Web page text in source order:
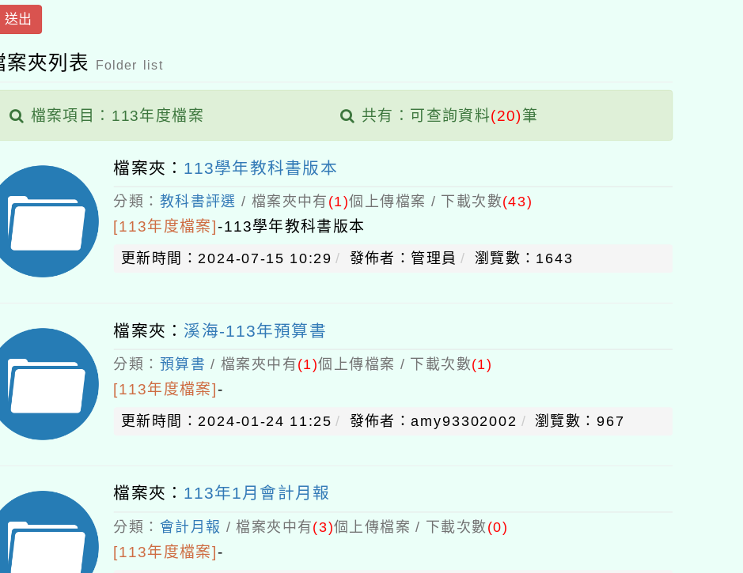
送出
案夾列表 Folder list
檔案項目：113年度檔案 共有：可查詢資料(20)筆
檔案夾： 113學年教科書版本
分類： 教科書評選 / 檔案夾中有 (1)個上傳檔案 / 下載次數(43)
[113年度檔案]-113學年教科書版本
更新時間：2024-07-15 10:29 發佈者：管理員 瀏覽數：1643
檔案夾： 溪海-113年預算書
分類： 預算書 / 檔案夾中有(1)個上傳檔案 / 下載次數(1)
[113年度檔案]-
更新時間：2024-01-24 11:25 發佈者：amy93302002 瀏覽數：967
檔案夾： 113年1月會計月報
分類： 會計月報 / 檔案夾中有(3)個上傳檔案 / 下載次數(0)
[113年度檔案]-